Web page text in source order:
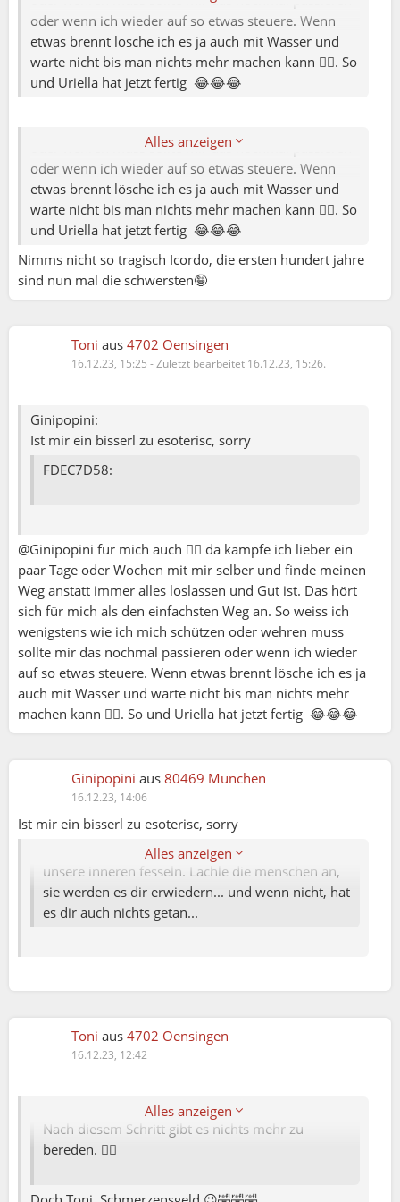
oder wenn ich wieder auf so etwas steuere. Wenn
etwas brennt lösche ich es ja auch mit Wasser und
warte nicht bis man nichts mehr machen kann 🤷‍♂️. So
und Uriella hat jetzt fertig 😂😂😂
Alles anzeigen
@Ginipopini für mich auch 🤷‍♂️ da kämpfe ich lieber
ein paar Tage oder Wochen mit mir selber und finde
meinen Weg anstatt immer alles loslassen und Gut
oder wehren muss sollte mir das nochmal passieren
oder wenn ich wieder auf so etwas steuere. Wenn
etwas brennt lösche ich es ja auch mit Wasser und
warte nicht bis man nichts mehr machen kann 🤷‍♂️. So
und Uriella hat jetzt fertig 😂😂😂
Nimms nicht so tragisch Icordo, die ersten hundert jahre
sind nun mal die schwersten🤪
Toni aus 4702 Oensingen
16.12.23, 15:25 -Zuletzt bearbeitet 16.12.23, 15:26.
Ginipopini:
Ist mir ein bisserl zu esoterisc, sorry
FDEC7D58:
@Ginipopini für mich auch 🤷‍♂️ da kämpfe ich lieber ein
paar Tage oder Wochen mit mir selber und finde meinen
Weg anstatt immer alles loslassen und Gut ist. Das hört
sich für mich als den einfachsten Weg an. So weiss ich
wenigstens wie ich mich schützen oder wehren muss
sollte mir das nochmal passieren oder wenn ich wieder
auf so etwas steuere. Wenn etwas brennt lösche ich es ja
auch mit Wasser und warte nicht bis man nichts mehr
machen kann 🤷‍♂️. So und Uriella hat jetzt fertig 😂😂😂
Ginipopini aus 80469 München
16.12.23, 14:06
Ist mir ein bisserl zu esoterisc, sorry
Alles anzeigen
FDEC7D58:
sehr. Wäre es nicht besser dich mit den schönen
dingen dieser welt zu nähren? Solche geanken
unterbeswussten ab und manipulieren dich durch
diese gedanken. Ist doch schade. Um jeden
menschen der sich selbst mit
misstrauensgedanken und negativen szenarien
nährt. Lass los und geh der zukunft entgegen die
dich glücklich macht. Und nur du kannst dich
glücklich machen. Ich tadle mich selbst immer
wenn ich zwangsgedanken habe. Klar, wir hatten
alle erlebnisse die und in heftigkeit und anzahl in
tiefster trauer gefangen halten.... aber warum
gönnen wir uns selbSt nicht alles das wir uns
beginn an dem wir alle entscheiden können wie
es weiter geht. Gestern ist etwas tragisches
mitschleppen... heute ist schon ein tag nach
gestern. Und einer zuviel verschwended an
unsere inneren fesseln. Lächle die menschen an,
sie werden es dir erwiedern... und wenn nicht, hat
es dir auch nichts getan...
Toni aus 4702 Oensingen
16.12.23, 12:42
Alles anzeigen
Nach diesem Schritt gibt es nichts mehr zu
bereden. 🤷‍♂️